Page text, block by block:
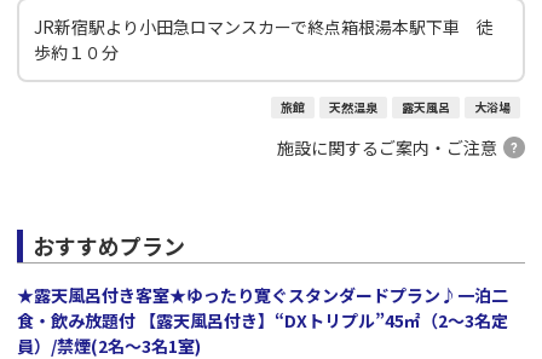
JR新宿駅より小田急ロマンスカーで終点箱根湯本駅下車 徒
歩約１０分
旅館 天然温泉 露天風呂 大浴場
施設に関するご案内・ご注意
おすすめプラン
★露天風呂付き客室★ゆったり寛ぐスタンダードプラン♪一泊二
食・飲み放題付 【露天風呂付き】“DXトリプル”45㎡（2～3名定
員）/禁煙(2名～3名1室)